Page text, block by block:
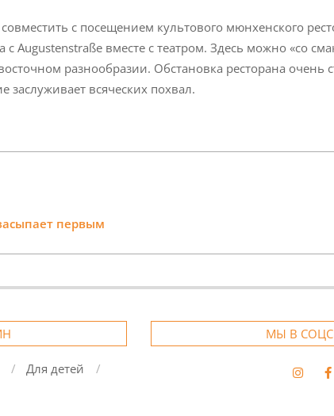
с посещением культового мюнхенского
Augustenstraße вместе с театром. Здесь можно «со
разнообразии. Обстановка ресторана
заслуживает всяческих похвал.
первым
Для детей
МЫ В